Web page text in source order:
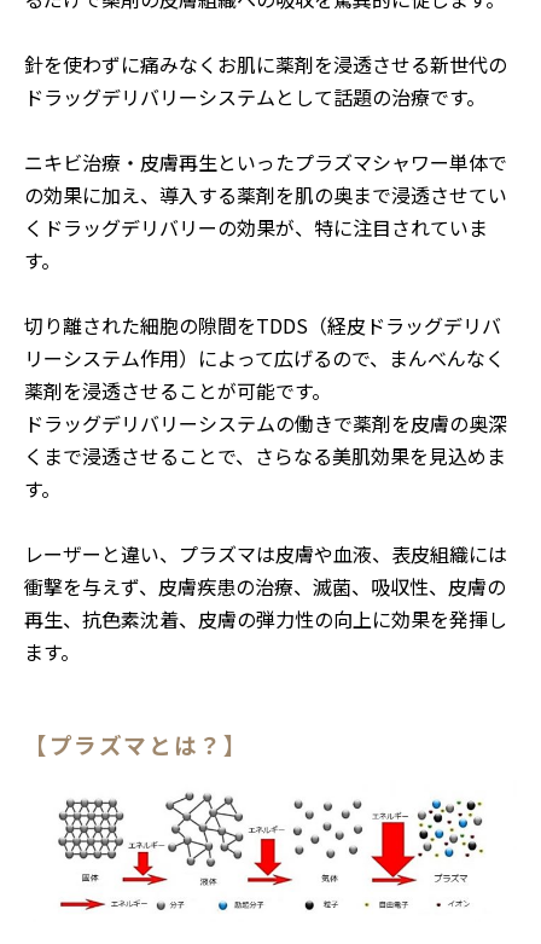
針を使わずに痛みなくお肌に薬剤を浸透させる新世代の
ドラッグデリバリーシステムとして話題の治療です。
ニキビ治療・皮膚再生といったプラズマシャワー単体で
の効果に加え、導入する薬剤を肌の奥まで浸透させてい
くドラッグデリバリーの効果が、特に注目されていま
す。
切り離された細胞の隙間をTDDS（経皮ドラッグデリバ
リーシステム作用）によって広げるので、まんべんなく
薬剤を浸透させることが可能です。
ドラッグデリバリーシステムの働きで薬剤を皮膚の奥深
くまで浸透させることで、さらなる美肌効果を見込めま
す。
レーザーと違い、プラズマは皮膚や血液、表皮組織には
衝撃を与えず、皮膚疾患の治療、滅菌、吸収性、皮膚の
再生、抗色素沈着、皮膚の弾力性の向上に効果を発揮し
ます。
【プラズマとは？】